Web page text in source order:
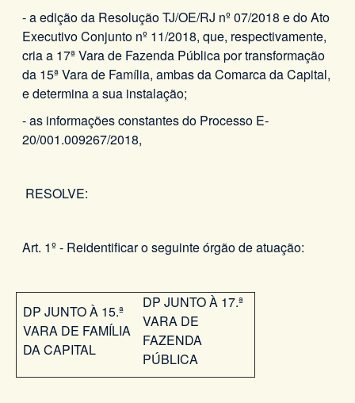
- a edição da Resolução TJ/OE/RJ nº 07/2018 e do Ato
Executivo Conjunto nº 11/2018, que, respectivamente,
cria a 17ª Vara de Fazenda Pública por transformação
da 15ª Vara de Família, ambas da Comarca da Capital,
e determina a sua instalação;
- as informações constantes do Processo E-
20/001.009267/2018,
RESOLVE:
Art. 1º - Reidentificar o seguinte órgão de atuação:
DP JUNTO À 15.ª
VARA DE FAMÍLIA
DA CAPITAL
DP JUNTO À 17.ª
VARA DE
FAZENDA
PÚBLICA